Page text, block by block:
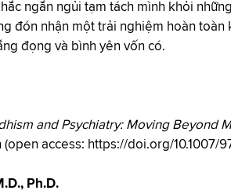
ngắn ngủi tạm tách mình khỏi
đón nhận một trải nghiệm hoàn toàn
đọng và bình yên vốn có.
and Psychiatry: Moving Beyond
(open access: https://doi.org/10.1007/
Ph.D.